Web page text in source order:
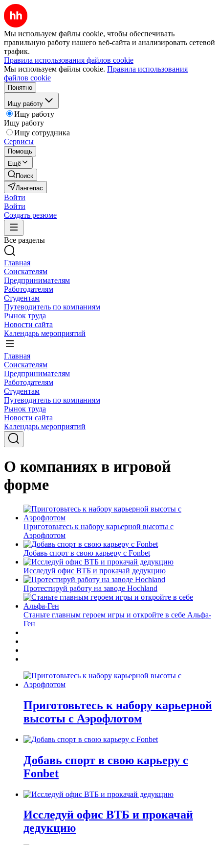
Мы используем файлы cookie, чтобы обеспечивать
правильную работу нашего веб-сайта и анализировать сетевой
трафик.
Правила использования файлов cookie
Мы используем файлы cookie. Правила использования
файлов cookie
Понятно
Ищу работу
Ищу работу
Ищу работу
Ищу сотрудника
Сервисы
Помощь
Ещё
Поиск
Лангепас
Войти
Войти
Создать резюме
Все разделы
Главная
Соискателям
Предпринимателям
Работодателям
Студентам
Путеводитель по компаниям
Рынок труда
Новости сайта
Календарь мероприятий
Главная
Соискателям
Предпринимателям
Работодателям
Студентам
Путеводитель по компаниям
Рынок труда
Новости сайта
Календарь мероприятий
О компаниях в игровой
форме
Приготовьтесь к набору карьерной высоты с
Аэрофлотом
Добавь спорт в свою карьеру с Fonbet
Исследуй офис ВТБ и прокачай дедукцию
Протестируй работу на заводе Hochland
Станьте главным героем игры и откройте в себе Альфа-
Ген
Приготовьтесь к набору карьерной
высоты с Аэрофлотом
Добавь спорт в свою карьеру с
Fonbet
Исследуй офис ВТБ и прокачай
дедукцию